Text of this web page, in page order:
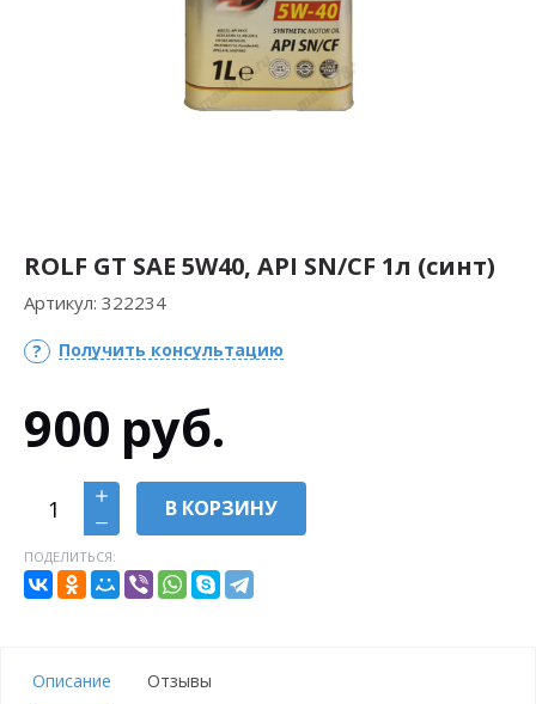
ROLF GT SAE 5W40, API SN/СF 1л (синт)
Артикул: 322234
Получить консультацию
900 руб.
В КОРЗИНУ
ПОДЕЛИТЬСЯ:
Описание Отзывы